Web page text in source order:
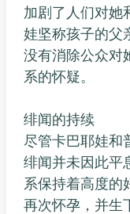
加剧了人们对她
娃坚称孩子的父
没有消除公众对
系的怀疑。
绯闻的持续
尽管卡巴耶娃和
绯闻并未因此平
系保持着高度的
再次怀孕，并生